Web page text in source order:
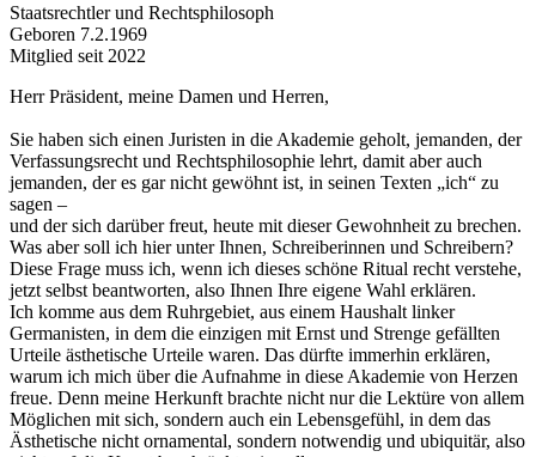
Staatsrechtler und Rechtsphilosoph
Geboren 7.2.1969
Mitglied seit 2022
Herr Präsident, meine Damen und Herren,
Sie haben sich einen Juristen in die Akademie geholt, jemanden, der
Verfassungsrecht und Rechtsphilosophie lehrt, damit aber auch
jemanden, der es gar nicht gewöhnt ist, in seinen Texten „ich“ zu
sagen –
und der sich darüber freut, heute mit dieser Gewohnheit zu brechen.
Was aber soll ich hier unter Ihnen, Schreiberinnen und Schreibern?
Diese Frage muss ich, wenn ich dieses schöne Ritual recht verstehe,
jetzt selbst beantworten, also Ihnen Ihre eigene Wahl erklären.
Ich komme aus dem Ruhrgebiet, aus einem Haushalt linker
Germanisten, in dem die einzigen mit Ernst und Strenge gefällten
Urteile ästhetische Urteile waren. Das dürfte immerhin erklären,
warum ich mich über die Aufnahme in diese Akademie von Herzen
freue. Denn meine Herkunft brachte nicht nur die Lektüre von allem
Möglichen mit sich, sondern auch ein Lebensgefühl, in dem das
Ästhetische nicht ornamental, sondern notwendig und ubiquitär, also